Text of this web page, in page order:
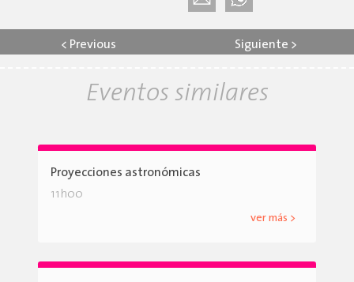
< Previous Siguiente >
Eventos similares
Proyecciones astronómicas
11h00
ver más >